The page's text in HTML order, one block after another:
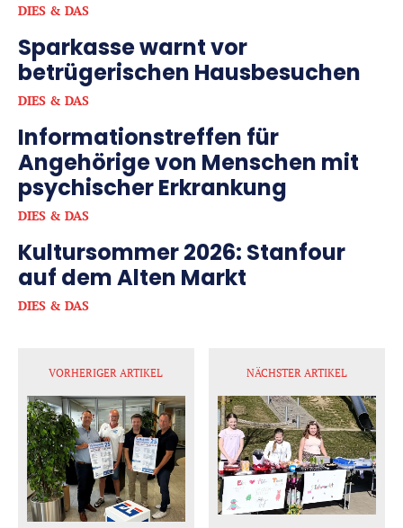
DIES & DAS
Sparkasse warnt vor
betrügerischen Hausbesuchen
DIES & DAS
Informationstreffen für
Angehörige von Menschen mit
psychischer Erkrankung
DIES & DAS
Kultursommer 2026: Stanfour
auf dem Alten Markt
DIES & DAS
VORHERIGER ARTIKEL NÄCHSTER ARTIKEL